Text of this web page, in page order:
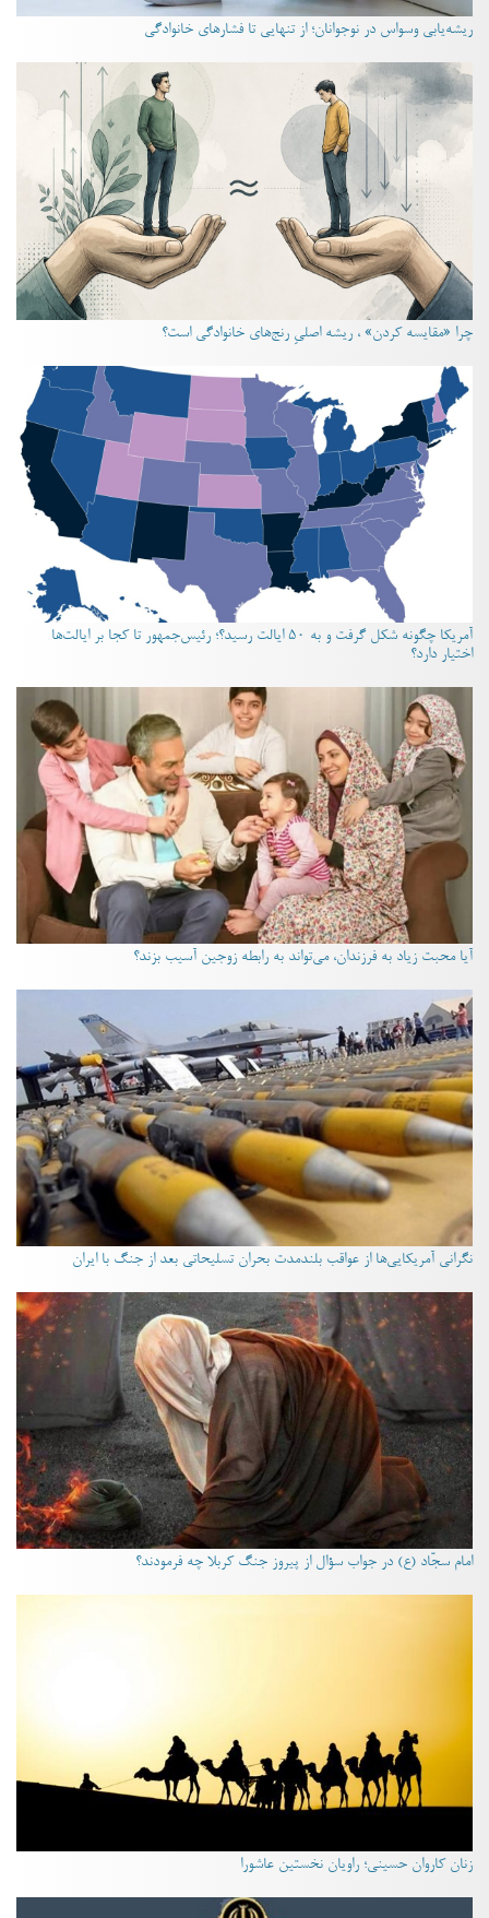
ریشه‌یابی وسواس در نوجوانان؛ از تنهایی تا فشارهای خانوادگی
چرا «مقایسه کردن» ، ریشه اصلیِ رنج‌های خانوادگی است؟
آمریکا چگونه شکل گرفت و به ۵۰ ایالت رسید؟؛ رئیس‌جمهور تا کجا بر ایالت‌ها
اختیار دارد؟
آیا محبت زیاد به فرزندان، می‌تواند به رابطه زوجین آسیب بزند؟
نگرانی آمریکایی‌ها از عواقب بلندمدت بحران تسلیحاتی بعد از جنگ با ایران
امام سجّاد (ع) در جواب سؤال از پیروز جنگ کربلا چه فرمودند؟
زنان کاروان حسینی؛ راویان نخستین عاشورا